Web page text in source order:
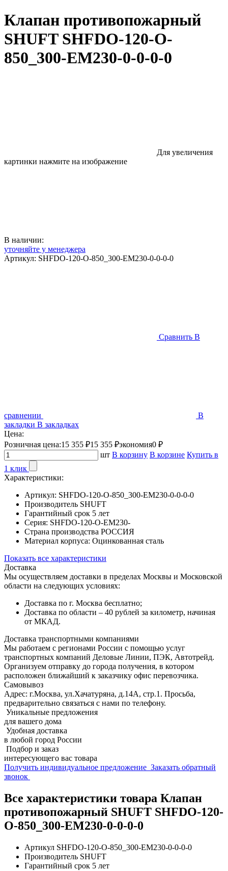
Клапан противопожарный
SHUFT SHFDO-120-O-
850_300-EM230-0-0-0-0
Для увеличения
картинки нажмите на изображение
В наличии:
уточняйте у менеджера
Артикул: SHFDO-120-O-850_300-EM230-0-0-0-0
Сравнить В
сравнении
В
закладки В закладках
Цена:
Розничная цена:15 355 ₽15 355 ₽экономия0 ₽
шт В корзину В корзине Купить в
1 клик
Характеристики:
Артикул: SHFDO-120-O-850_300-EM230-0-0-0-0
Производитель SHUFT
Гарантийный срок 5 лет
Серия: SHFDO-120-O-EM230-
Страна производства РОССИЯ
Материал корпуса: Оцинкованная сталь
Показать все характеристики
Доставка
Мы осуществляем доставки в пределах Москвы и Московской
области на следующих условиях:
Доставка по г. Москва бесплатно;
Доставка по области – 40 рублей за километр, начиная
от МКАД.
Доставка транспортными компаниями
Мы работаем с регионами России с помощью услуг
транспортных компаний Деловые Линии, ПЭК, Автотрейд.
Организуем отправку до города получения, в котором
расположен ближайший к заказчику офис перевозчика.
Самовывоз
Адрес: г.Москва, ул.Хачатуряна, д.14А, стр.1. Просьба,
предварительно связаться с нами по телефону.
Уникальные предложения
для вашего дома
Удобная доставка
в любой город России
Подбор и заказ
интересующего вас товара
Получить индивидуальное предложение Заказать обратный
звонок
Все характеристики товара Клапан
противопожарный SHUFT SHFDO-120-
O-850_300-EM230-0-0-0-0
Артикул SHFDO-120-O-850_300-EM230-0-0-0-0
Производитель SHUFT
Гарантийный срок 5 лет